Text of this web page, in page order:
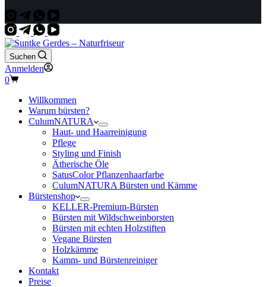
Suchen
Anmelden
Warenkorb
0
Willkommen
Warum bürsten?
CulumNATURA
Haut- und Haarreinigung
Pflege
Styling und Finish
Ätherische Öle
SatusColor Pflanzenhaarfarbe
CulumNATURA Bürsten und Kämme
Bürstenshop
KELLER-Premium-Bürsten
Bürsten mit Wildschweinborsten
Bürsten mit echten Holzstiften
Vegane Bürsten
Holzkämme
Kamm- und Bürstenreiniger
Kontakt
Preise